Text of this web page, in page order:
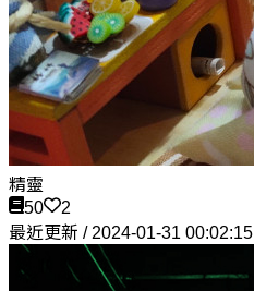
精靈
50
2
最近更新 / 2024-01-31 00:02:15